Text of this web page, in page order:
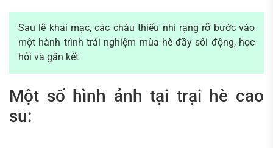
Sau lễ khai mạc, các cháu thiếu nhi rạng rỡ bước vào
một hành trình trải nghiệm mùa hè đầy sôi động, học
hỏi và gắn kết
Một số hình ảnh tại trại hè cao
su: